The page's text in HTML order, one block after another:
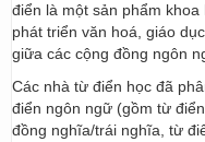
điển là một sản phẩm
phát triển văn hoá, giáo
giữa các cộng đồng ngôn
Các nhà từ điển học đã
điển ngôn ngữ (gồm từ
đồng nghĩa/trái nghĩa, từ